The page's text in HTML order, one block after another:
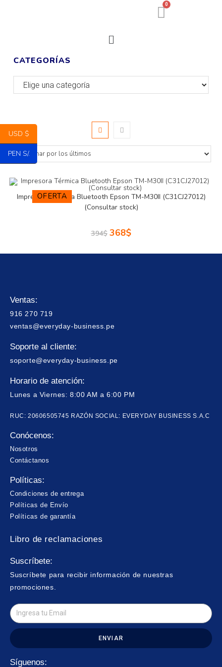
0
CATEGORÍAS
OFERTA
Impresora Térmica Bluetooth Epson TM-M30II (C31CJ27012)
(Consultar stock)
394$ 368$
Ventas:
916 270 719
ventas@everyday-business.pe
Soporte al cliente:
soporte@everyday-business.pe
Horario de atención:
Lunes a Viernes: 8:00 AM a 6:00 PM
RUC: 20606505745 RAZÓN SOCIAL: EVERYDAY BUSINESS S.A.C
Conócenos:
Nosotros
Contáctanos
Políticas:
Condiciones de entrega
Políticas de Envío
Políticas de garantía
Libro de reclamaciones
Suscríbete:
Suscríbete para recibir información de nuestras
promociones.
ENVIAR
Síguenos:
USD $
PEN S/.